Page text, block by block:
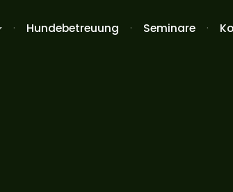
Hundebetreuung Seminare